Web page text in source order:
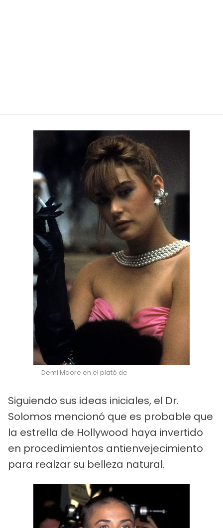
Demi Moore en el plató de
Siguiendo sus ideas iniciales, el Dr.
Solomos mencionó que es probable que
la estrella de Hollywood haya invertido
en procedimientos antienvejecimiento
para realzar su belleza natural.